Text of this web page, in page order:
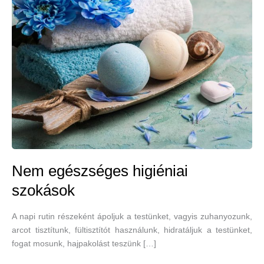
Nem egészséges higiéniai
szokások
A napi rutin részeként ápoljuk a testünket, vagyis zuhanyozunk,
arcot tisztítunk, fültisztítót használunk, hidratáljuk a testünket,
fogat mosunk, hajpakolást teszünk […]